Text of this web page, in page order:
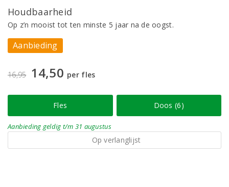
Houdbaarheid
Op z’n mooist tot ten minste 5 jaar na de oogst.
Aanbieding
16,95 14,50 per fles
Fles Doos (6)
Aanbieding geldig t/m 31 augustus
Op verlanglijst